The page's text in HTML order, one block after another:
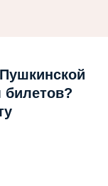
билетов?